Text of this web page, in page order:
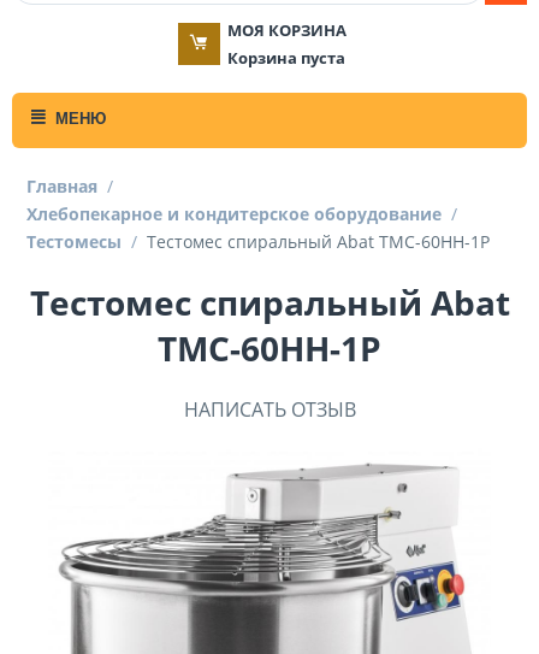
МОЯ КОРЗИНА
Корзина пуста
МЕНЮ
Главная /
Хлебопекарное и кондитерское оборудование /
Тестомесы / Тестомес спиральный Abat ТМС-60НН-1Р
Тестомес спиральный Abat
ТМС-60НН-1Р
НАПИСАТЬ ОТЗЫВ